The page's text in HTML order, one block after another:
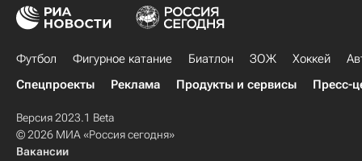
Футбол Фигурное катание Биатлон ЗОЖ Хоккей
Спецпроекты
Реклама Продукты и сервисы Пресс-
Версия 2023.1 Beta
© 2026 МИА «Россия сегодня»
Вакансии